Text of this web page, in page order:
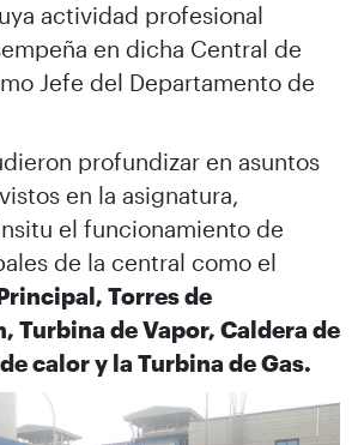
actividad profesional
en dicha Central de
Jefe del Departamento de
profundizar en asuntos
en la asignatura,
el funcionamiento de
de la central como el
Torres de
Turbina de Vapor, Caldera de
calor y la Turbina de Gas.